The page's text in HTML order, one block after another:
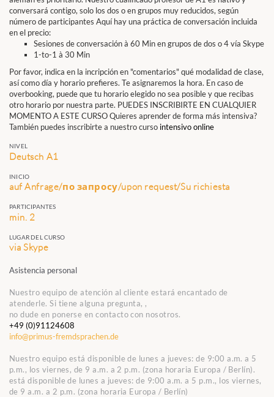
conversará contigo, solo los dos o en grupos muy reducidos, según
número de participantes Aquí hay una práctica de conversación incluida
en el precio:
Sesiones de conversación à 60 Min en grupos de dos o 4 vía Skype
1-to-1 à 30 Min
Por favor, indica en la incripción en "comentarios" qué modalidad de clase,
así como día y horario prefieres. Te asignaremos la hora. En caso de
overbooking, puede que tu horario elegido no sea posible y que recibas
otro horario por nuestra parte. PUEDES INSCRIBIRTE EN CUALQUIER
MOMENTO A ESTE CURSO Quieres aprender de forma más intensiva?
También puedes inscribirte a nuestro curso intensivo online
NIVEL
Deutsch A1
INICIO
auf Anfrage/по запросу/upon request/Su richiesta
PARTICIPANTES
min. 2
LUGAR DEL CURSO
via Skype
Asistencia personal
Nuestro equipo de atención al cliente estará encantado de
atenderle. Si tiene alguna pregunta, ,
no dude en ponerse en contacto con nosotros.
+49 (0)91124608
info@primus-fremdsprachen.de
Nuestro equipo está disponible de lunes a jueves: de 9:00 a.m. a 5
p.m., los viernes, de 9 a.m. a 2 p.m. (zona horaria Europa / Berlín).
está disponible de lunes a jueves: de 9:00 a.m. a 5 p.m., los viernes,
de 9 a.m. a 2 p.m. (zona horaria Europa / Berlín)